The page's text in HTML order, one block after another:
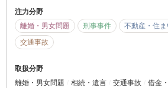
注力分野
離婚・男女問題
刑事事件 不動産・住
交通事故
取扱分野
離婚・男女問題
相続・遺言 交通事故 借金